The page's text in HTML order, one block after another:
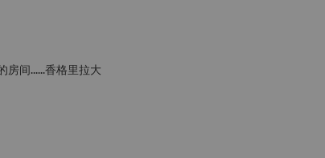
间......香格里拉大